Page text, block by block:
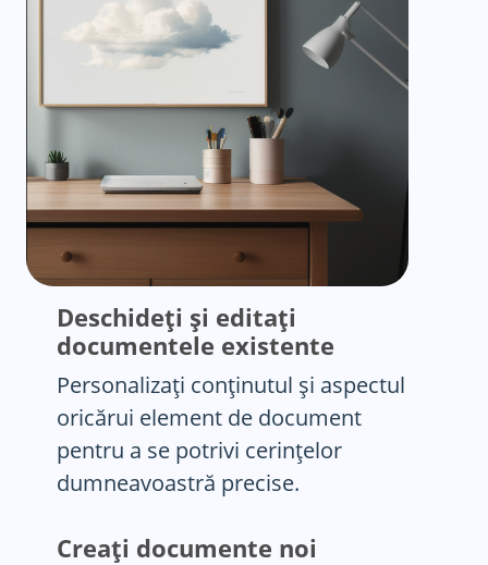
Deschideți și editați
documentele existente
Personalizați conținutul și aspectul
oricărui element de document
pentru a se potrivi cerințelor
dumneavoastră precise.
Creați documente noi